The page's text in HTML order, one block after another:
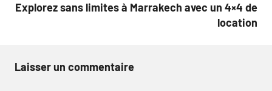
Explorez sans limites à Marrakech avec un 4×4 de
location
Laisser un commentaire